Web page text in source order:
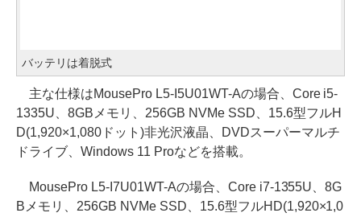
バッテリは着脱式
主な仕様はMousePro L5-I5U01WT-Aの場合、Core i5-
1335U、8GBメモリ、256GB NVMe SSD、15.6型フルH
D(1,920×1,080ドット)非光沢液晶、DVDスーパーマルチ
ドライブ、Windows 11 Proなどを搭載。
MousePro L5-I7U01WT-Aの場合、Core i7-1355U、8G
Bメモリ、256GB NVMe SSD、15.6型フルHD(1,920×1,0